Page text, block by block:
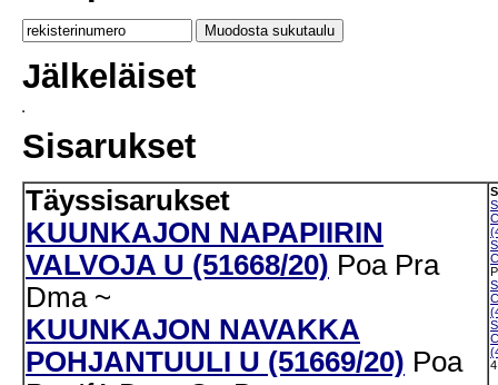
Jälkeläiset
Sisarukset
Täyssisarukset
KUUNKAJON NAPAPIIRIN
VALVOJA U (51668/20) Poa Pra
Dma ~
KUUNKAJON NAVAKKA
POHJANTUULI U (51669/20) Poa